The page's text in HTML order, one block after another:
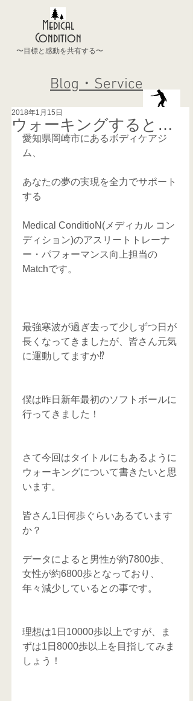
Medical
Condition
〜目標と感動を共有する〜
Blog・Service
ウォーキングすると…
2018年1月15日
愛知県岡崎市にあるボディケアジ
ム、
あなたの夢の実現を全力でサポート
する
Medical ConditioN(メディカル コン
ディション)のアスリートトレーナ
ー・パフォーマンス向上担当の
Matchです。
最強寒波が過ぎ去って少しずつ日が
長くなってきましたが、皆さん元気
に運動してますか⁉️
僕は昨日新年最初のソフトボールに
行ってきました！
さて今回はタイトルにもあるように
ウォーキングについて書きたいと思
います。
皆さん1日何歩ぐらいあるています
か？
データによると男性が約7800歩、
女性が約6800歩となっており、
年々減少しているとの事です。
理想は1日10000歩以上ですが、ま
ずは1日8000歩以上を目指してみま
しょう！